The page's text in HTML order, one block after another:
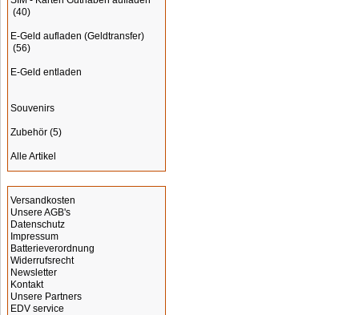
(40)
E-Geld aufladen (Geldtransfer)
(56)
E-Geld entladen
Souvenirs
Zubehör (5)
Alle Artikel
Versandkosten
Unsere AGB's
Datenschutz
Impressum
Batterieverordnung
Widerrufsrecht
Newsletter
Kontakt
Unsere Partners
EDV service